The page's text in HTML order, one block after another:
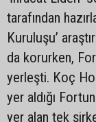
tarafından
Kuruluşu’
da korurken,
yerleşti. Koç
yer aldığı
yer alan tek